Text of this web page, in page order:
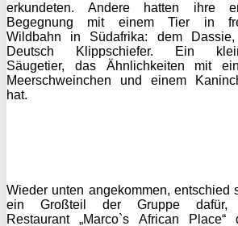
erkundeten. Andere hatten ihre
Begegnung mit einem Tier in
Wildbahn in Südafrika: dem
Deutsch Klippschiefer. Ein
Säugetier, das Ähnlichkeiten mit
Meerschweinchen und einem
hat.
Wieder unten angekommen, entschied
ein Großteil der Gruppe dafür,
Restaurant „Marco`s African Place“